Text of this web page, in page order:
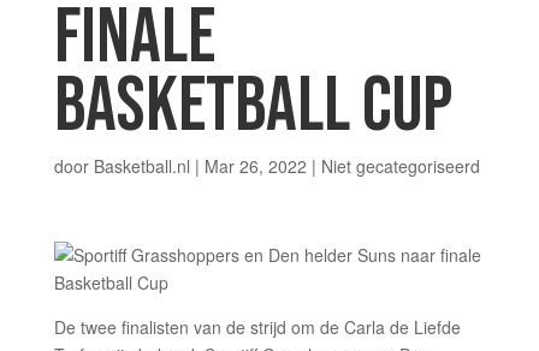
FINALE
BASKETBALL CUP
door Basketball.nl | Mar 26, 2022 | Niet gecategoriseerd
De twee finalisten van de strijd om de Carla de Liefde